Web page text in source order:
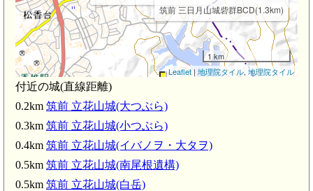
筑前 三日月山城砦群BCD(1.3km)
筑前 城ノ越山城砦群A(2.1km)
筑前 城ノ越山城砦群B(2.5km)
筑前 御飯山城(2.6km)
1 km
Leaflet | 地理院タイル, 地理院タイル
付近の城(直線距離)
0.2km 筑前 立花山城(大つぶら)
0.3km 筑前 立花山城(小つぶら)
0.4km 筑前 立花山城(イバノヲ・大タヲ)
0.5km 筑前 立花山城(南尾根遺構)
0.5km 筑前 立花山城(白岳)